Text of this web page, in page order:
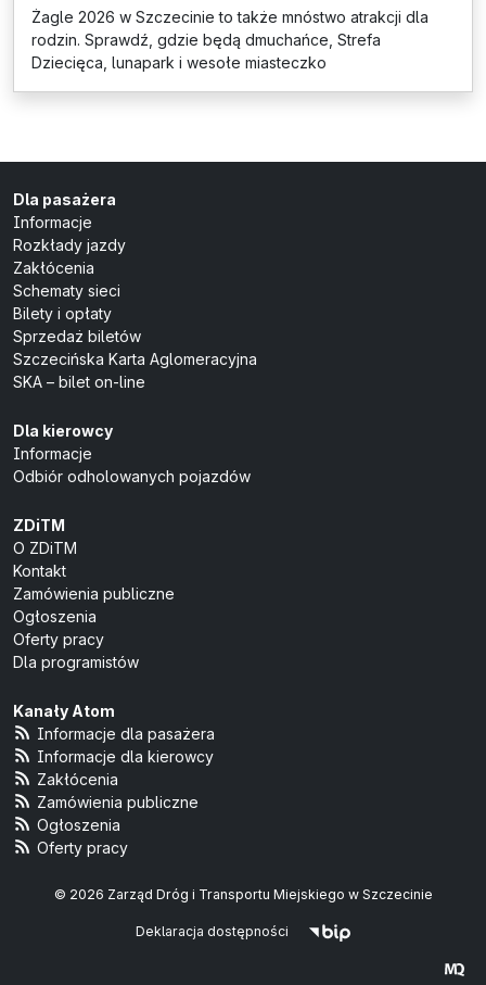
Żagle 2026 w Szczecinie to także mnóstwo atrakcji dla
rodzin. Sprawdź, gdzie będą dmuchańce, Strefa
Dziecięca, lunapark i wesołe miasteczko
Dla pasażera
Informacje
Rozkłady jazdy
Zakłócenia
Schematy sieci
Bilety i opłaty
Sprzedaż biletów
Szczecińska Karta Aglomeracyjna
SKA – bilet on-line
Dla kierowcy
Informacje
Odbiór odholowanych pojazdów
ZDiTM
O ZDiTM
Kontakt
Zamówienia publiczne
Ogłoszenia
Oferty pracy
Dla programistów
Kanały Atom
Informacje dla pasażera
Informacje dla kierowcy
Zakłócenia
Zamówienia publiczne
Ogłoszenia
Oferty pracy
© 2026 Zarząd Dróg i Transportu Miejskiego w Szczecinie
Deklaracja dostępności